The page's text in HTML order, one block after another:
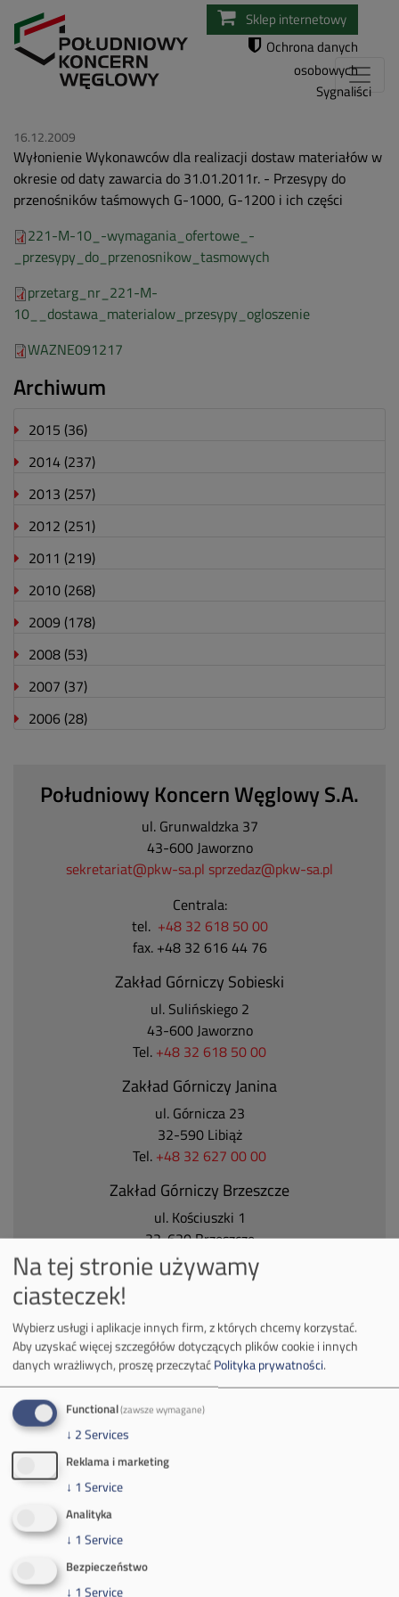
Przejdź
do
Sklep internetowy
Ochrona danych
osobowych
Sygnaliści
16.12.2009
Wyłonienie Wykonawców dla realizacji dostaw materiałów w
okresie od daty zawarcia do 31.01.2011r. - Przesypy do
przenośników taśmowych G-1000, G-1200 i ich części
221-M-10_-wymagania_ofertowe_-
_przesypy_do_przenosnikow_tasmowych
przetarg_nr_221-M-
10__dostawa_materialow_przesypy_ogloszenie
WAZNE091217
Archiwum
2015 (36)
2014 (237)
2013 (257)
2012 (251)
2011 (219)
2010 (268)
2009 (178)
2008 (53)
2007 (37)
2006 (28)
Południowy Koncern Węglowy S.A.
ul. Grunwaldzka 37
43-600 Jaworzno
sekretariat@pkw-sa.pl sprzedaz@pkw-sa.pl
Centrala:
tel. +48 32 618 50 00
fax. +48 32 616 44 76
Zakład Górniczy Sobieski
ul. Sulińskiego 2
43-600 Jaworzno
Tel. +48 32 618 50 00
Zakład Górniczy Janina
ul. Górnicza 23
32-590 Libiąż
Tel. +48 32 627 00 00
Zakład Górniczy Brzeszcze
ul. Kościuszki 1
32-620 Brzeszcze
tel. +48 32 716 53 00
Kontakt dla mediów:
mail:media@pkw-sa.pl
tel.: +48 32 618 56 02
(poniedziałek-piątek 7:00-15:00)
Na tej stronie używamy
ciasteczek!
Wybierz usługi i aplikacje innych firm, z których chcemy korzystać.
Aby uzyskać więcej szczegółów dotyczących plików cookie i innych
danych wrażliwych, proszę przeczytaćPolityka prywatności.
Functional(zawsze wymagane)
↓ 2Services
Reklama i marketing
↓ 1 Service
Analityka
↓ 1 Service
Bezpieczeństwo
↓ 1 Service